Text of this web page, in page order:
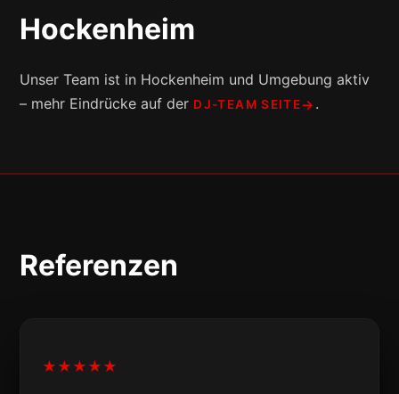
Hockenheim
Unser Team ist in Hockenheim und Umgebung aktiv
– mehr Eindrücke auf der DJ-TEAM SEITE .
Referenzen
★★★★★